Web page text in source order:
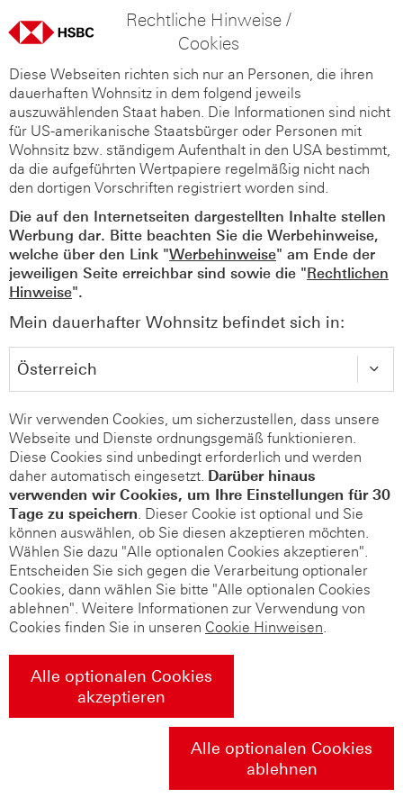
Rechtliche Hinweise /
Cookies
Diese Webseiten richten sich nur an Personen, die ihren
dauerhaften Wohnsitz in dem folgend jeweils
auszuwählenden Staat haben. Die Informationen sind nicht
für US-amerikanische Staatsbürger oder Personen mit
Wohnsitz bzw. ständigem Aufenthalt in den USA bestimmt,
da die aufgeführten Wertpapiere regelmäßig nicht nach
den dortigen Vorschriften registriert worden sind.
Die auf den Internetseiten dargestellten Inhalte stellen
Werbung dar. Bitte beachten Sie die Werbehinweise,
welche über den Link "Werbehinweise" am Ende der
jeweiligen Seite erreichbar sind sowie die "Rechtlichen
Hinweise".
Mein dauerhafter Wohnsitz befindet sich in:
Wir verwenden Cookies, um sicherzustellen, dass unsere
Webseite und Dienste ordnungsgemäß funktionieren.
Diese Cookies sind unbedingt erforderlich und werden
daher automatisch eingesetzt. Darüber hinaus
verwenden wir Cookies, um Ihre Einstellungen für 30
Tage zu speichern. Dieser Cookie ist optional und Sie
können auswählen, ob Sie diesen akzeptieren möchten.
Wählen Sie dazu "Alle optionalen Cookies akzeptieren".
Entscheiden Sie sich gegen die Verarbeitung optionaler
Cookies, dann wählen Sie bitte "Alle optionalen Cookies
ablehnen". Weitere Informationen zur Verwendung von
Cookies finden Sie in unseren Cookie Hinweisen.
Alle optionalen Cookies
akzeptieren
Alle optionalen Cookies
ablehnen